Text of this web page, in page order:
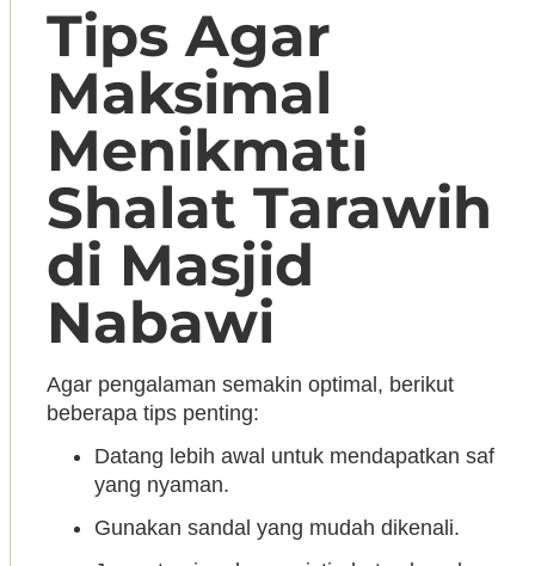
Tips Agar
Maksimal
Menikmati
Shalat Tarawih
di Masjid
Nabawi
Agar pengalaman semakin optimal, berikut
beberapa tips penting:
Datang lebih awal untuk mendapatkan saf
yang nyaman.
Gunakan sandal yang mudah dikenali.